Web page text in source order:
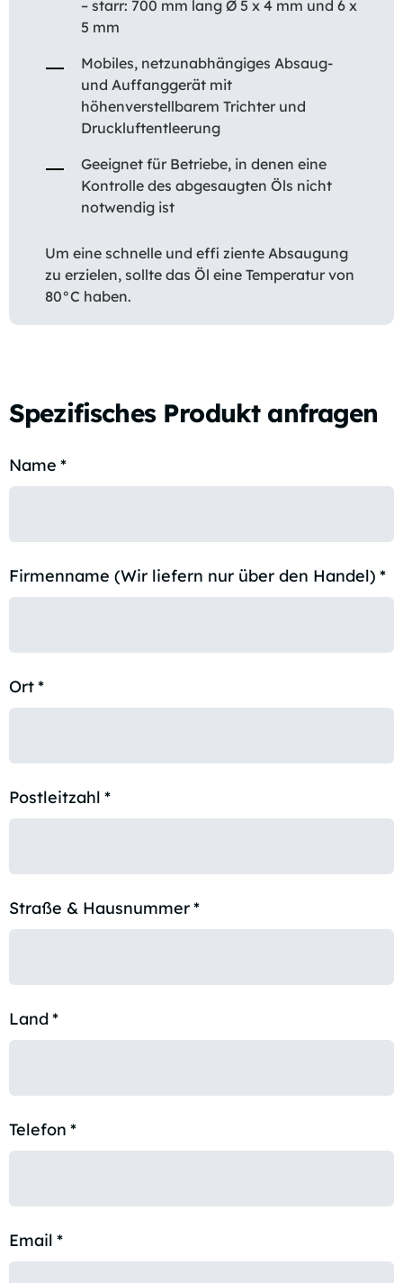
– starr: 700 mm lang Ø 5 x 4 mm und 6 x
5 mm
Mobiles, netzunabhängiges Absaug-
und Auffanggerät mit
höhenverstellbarem Trichter und
Druckluftentleerung
Geeignet für Betriebe, in denen eine
Kontrolle des abgesaugten Öls nicht
notwendig ist
Um eine schnelle und effi ziente Absaugung
zu erzielen, sollte das Öl eine Temperatur von
80°C haben.
Spezifisches Produkt anfragen
Name *
Firmenname (Wir liefern nur über den Handel) *
Ort*
Postleitzahl *
Straße & Hausnummer*
Land*
Telefon *
Email *